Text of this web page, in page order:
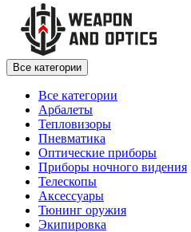
Все категории
Все категории
Арбалеты
Тепловизоры
Пневматика
Оптические приборы
Приборы ночного видения
Телескопы
Аксессуары
Тюнинг оружия
Экипировка